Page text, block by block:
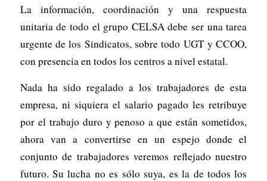
La información, coordinación y una respuesta
unitaria de todo el grupo CELSA debe ser una tarea
urgente de los Sindicatos, sobre todo UGT y CCOO,
con presencia en todos los centros a nivel estatal.
Nada ha sido regalado a los trabajadores de esta
empresa, ni siquiera el salario pagado les retribuye
por el trabajo duro y penoso a que están sometidos,
ahora van a convertirse en un espejo donde el
conjunto de trabajadores veremos reflejado nuestro
futuro. Su lucha no es sólo suya, es la de todos los